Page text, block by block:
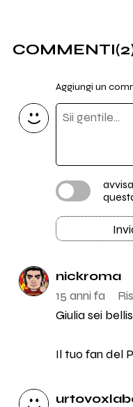
COMMENTI
Aggiungi un
nickroma
15 anni fa
Giulia sei
Il tuo fan del